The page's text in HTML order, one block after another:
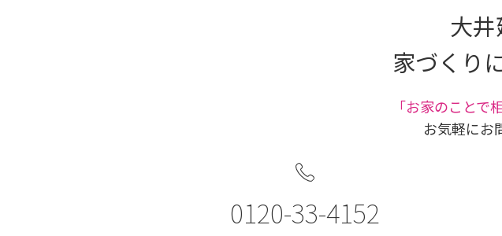
大
家づくり
｢お家のことで
お気軽にお
0120-33-4152